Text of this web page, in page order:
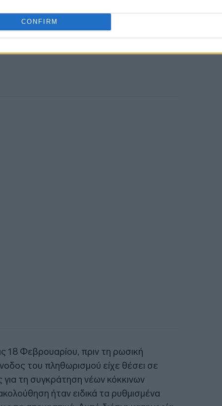
CONFIRM
των ανατιμήσεων στο ηλεκτρικό
80% της αύξησης στην τιμή της
και τους αγρότες. Οι
και με ορίζοντα τους επόμενους 12
18 Φεβρουαρίου, πριν τη ρωσική
του πληθωρισμού είχε θέσει σε
για τη συγκράτηση νέων κόκκινων
ήταν ειδικά τα ρυθμισμένα